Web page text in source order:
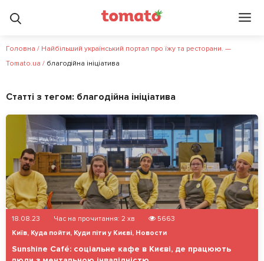
Головна / Найбільший український портал про їжу та ресторани. —
Tomato.ua / благодійна ініціатива
Статті з тегом: благодійна ініціатива
18.08.23 Час на прочитання: 2 хв
5663
Київ, Куда пойти, Куди піти у Києві, Новости
Sunshine Café: соціальне кафе в Києві, де працюють